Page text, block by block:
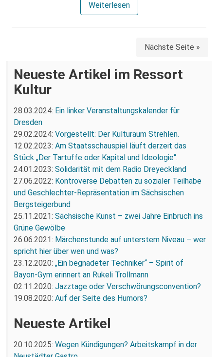
Weiterlesen
Nächste Seite »
Neueste Artikel im Ressort
Kultur
28.03.2024: Ein linker Veranstaltungskalender für
Dresden
29.02.2024: Vorgestellt: Der Kulturaum Strehlen.
12.02.2023: Am Staatsschauspiel läuft derzeit das
Stück „Der Tartuffe oder Kapital und Ideologie“.
24.01.2023: Solidarität mit dem Radio Dreyeckland
27.06.2022: Kontroverse Debatten zu sozialer Teilhabe
und Geschlechter-Repräsentation im Sächsischen
Bergsteigerbund
25.11.2021: Sächsische Kunst – zwei Jahre Einbruch ins
Grüne Gewölbe
26.06.2021: Märchenstunde auf unterstem Niveau – wer
spricht hier über wen und was?
23.12.2020: „Ein begnadeter Techniker“ – Spirit of
Bayon-Gym erinnert an Rukeli Trollmann
02.11.2020: Jazztage oder Verschwörungsconvention?
19.08.2020: Auf der Seite des Humors?
Neueste Artikel
20.10.2025: Wegen Kündigungen? Arbeitskampf in der